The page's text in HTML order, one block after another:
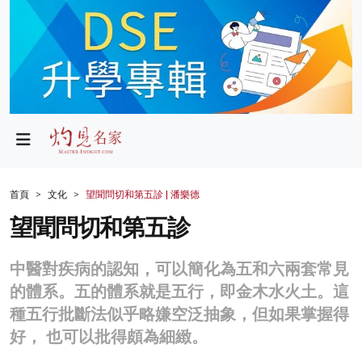
政局
財經
生活
商業
科技
首頁 文化 望聞問切和第五診 | 潘樂德
望聞問切和第五診
中醫對疾病的認知，可以簡化為五和六兩套常見
的體系。五的體系就是五行，即金木水火土。這
種五行批斷法似乎略嫌空泛抽象，但如果掌握得
好， 也可以批得頗為細緻。